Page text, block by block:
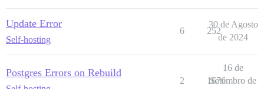
Update Error
Self-hosting
6 252
30 de Agosto
de 2024
Postgres Errors on Rebuild
2 1676
16 de
Setembro de